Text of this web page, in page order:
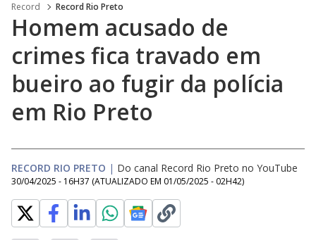
Record Record Rio Preto
Homem acusado de
crimes fica travado em
bueiro ao fugir da polícia
em Rio Preto
RECORD RIO PRETO | Do canal Record Rio Preto no YouTube
30/04/2025 - 16H37 (ATUALIZADO EM 01/05/2025 - 02H42)